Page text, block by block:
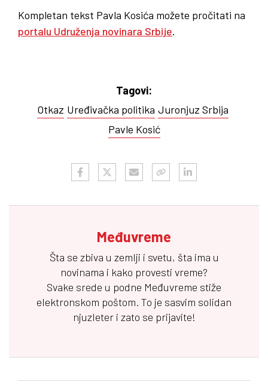
Kompletan tekst Pavla Kosića možete pročitati na
portalu Udruženja novinara Srbije.
Tagovi:
Otkaz Uređivačka politika Juronjuz Srbija
Pavle Kosić
Međuvreme
Šta se zbiva u zemlji i svetu, šta ima u
novinama i kako provesti vreme?
Svake srede u podne Međuvreme stiže
elektronskom poštom. To je sasvim solidan
njuzleter i zato se prijavite!